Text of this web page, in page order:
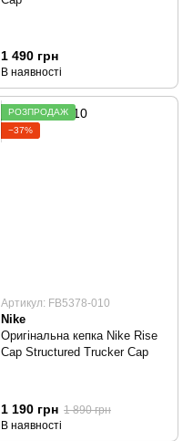
1 490 грн
В наявності
РОЗПРОДАЖ
−37%
Артикул: FB5378-010
Nike
Оригінальна кепка Nike Rise
Cap Structured Trucker Cap
1 190 грн 1 890 грн
В наявності